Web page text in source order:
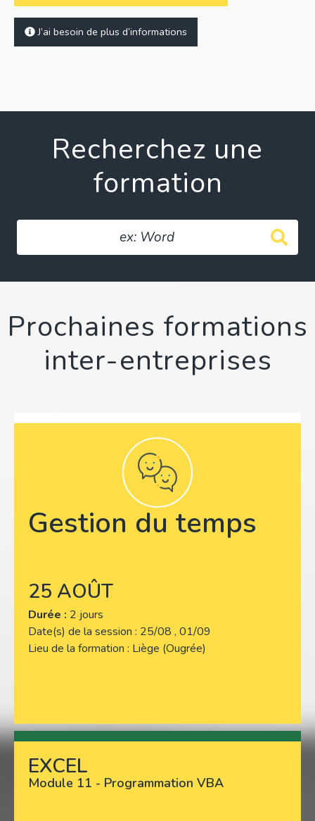
J’ai besoin de plus d’informations
Recherchez une
formation
Prochaines formations
inter-entreprises
Gestion du temps
25 AOÛT
Durée : 2 jours
Date(s) de la session 25/08 , 01/09
Lieu de la formation Liège (Ougrée)
Lire plus
EXCEL
Module 11 - Programmation VBA